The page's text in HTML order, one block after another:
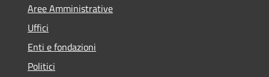
Aree Amministrative
Uffici
Enti e fondazioni
Politici